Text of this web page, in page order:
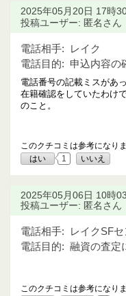
2025年05月20日 17時
投稿ユーザー: 匿名さん
電話相手:
レイク
電話目的: 申込内容の
電話番号の記載ミスがあ
在籍確認をしていたわけ
のこと。
このクチコミは参考になり
はい
1 いいえ
2025年05月06日 10時
投稿ユーザー: 匿名さん
電話相手:
レイクSF
電話目的: 融資の査定
このクチコミは参考になり